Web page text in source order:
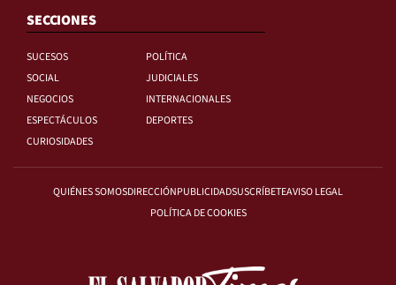
SECCIONES
SUCESOS
POLÍTICA
SOCIAL
JUDICIALES
NEGOCIOS
INTERNACIONALES
ESPECTÁCULOS
DEPORTES
CURIOSIDADES
QUIÉNES SOMOSDIRECCIÓNPUBLICIDADSUSCRÍBETEAVISO LEGAL
POLÍTICA DE COOKIES